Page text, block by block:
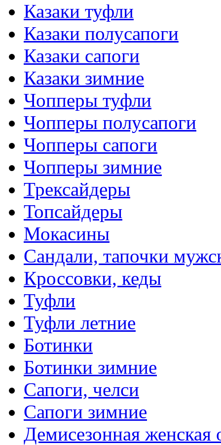
Казаки туфли
Казаки полусапоги
Казаки сапоги
Казаки зимние
Чопперы туфли
Чопперы полусапоги
Чопперы сапоги
Чопперы зимние
Трексайдеры
Топсайдеры
Мокасины
Сандали, тапочки
Кроссовки, кеды
Туфли
Туфли летние
Ботинки
Ботинки зимние
Сапоги, челси
Сапоги зимние
Демисезонная женская